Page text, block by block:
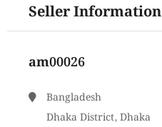
Seller Information
am00026
Bangladesh
Dhaka District, Dhaka